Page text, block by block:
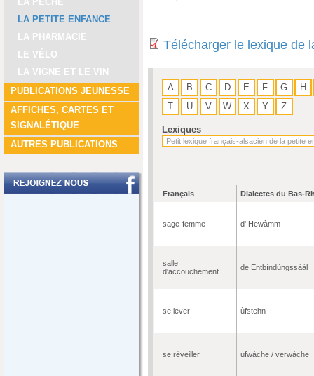
LA PETITE ENFANCE
LA PHARMACIE
LE VÉLO
LA VIGNE ET LE VIN
PUBLICATIONS JEUNESSE
AFFICHES, CARTES ET
SIGNALÉTIQUE
AUTRES PUBLICATIONS
Télécharger le lexique de
A B C D E F G
H
T
U V W X Y Z
Lexiques
Français Dialectes du Bas-
sage-femme d' Hewàmm
salle
d'accouchement
de Entbìndùngssààl
se lever ùfstehn
se réveiller ùfwàche / verwàche